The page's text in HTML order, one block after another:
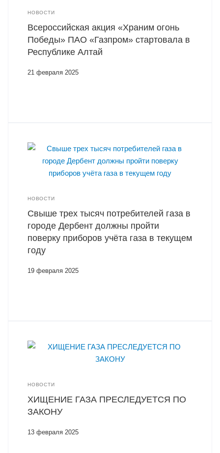
НОВОСТИ
Всероссийская акция «Храним огонь
Победы» ПАО «Газпром» стартовала в
Республике Алтай
21 февраля 2025
НОВОСТИ
Свыше трех тысяч потребителей газа в
городе Дербент должны пройти
поверку приборов учёта газа в текущем
году
19 февраля 2025
НОВОСТИ
ХИЩЕНИЕ ГАЗА ПРЕСЛЕДУЕТСЯ ПО
ЗАКОНУ
13 февраля 2025